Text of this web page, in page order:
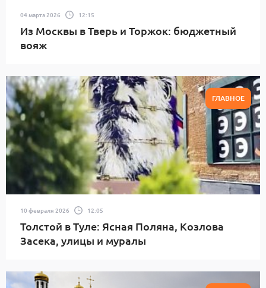
04 марта 2026 12:15
Из Москвы в Тверь и Торжок: бюджетный
вояж
ГЛАВНОЕ
10 февраля 2026 12:05
Толстой в Туле: Ясная Поляна, Козлова
Засека, улицы и муралы